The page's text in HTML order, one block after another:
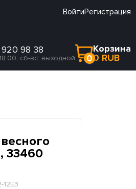
ВойтиРегистрация
920 98 38
сб-вс: выходной 0
Корзина
0 RUB
33460
12E3